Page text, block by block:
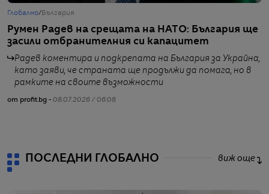
Глобално/България
Румен Радев на срещата на НАТО: България ще
засили отбранителния си капацитет
Радев коментира и подкрепата на България за Украйна,
като заяви, че страната ще продължи да помага, но в
рамките на своите възможности
от profit.bg - 08.07.2026 / 06:08
ПОСЛЕДНИ ГЛОБАЛНО виж още